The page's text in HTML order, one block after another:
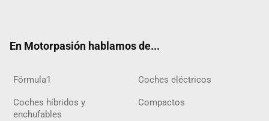
En Motorpasión hablamos de...
Fórmula1 Coches eléctricos
Coches híbridos y
enchufables
Compactos